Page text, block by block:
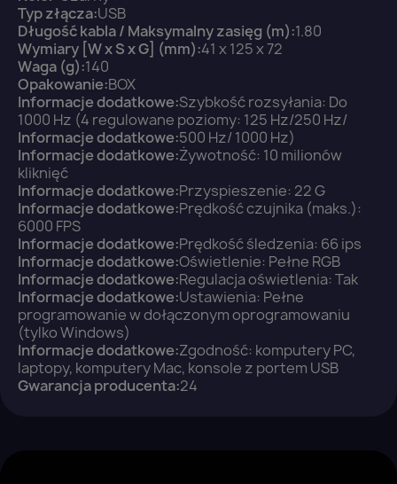
Typ złącza:USB
Długość kabla / Maksymalny zasięg (m):1.80
Wymiary [W x S x G] (mm):41 x 125 x 72
Waga (g):140
Opakowanie:BOX
Informacje dodatkowe:Szybkość rozsyłania: Do
1000 Hz (4 regulowane poziomy: 125 Hz/250 Hz/
Informacje dodatkowe:500 Hz/ 1000 Hz)
Informacje dodatkowe:Żywotność: 10 milionów
kliknięć
Informacje dodatkowe:Przyspieszenie: 22 G
Informacje dodatkowe:Prędkość czujnika (maks.):
6000 FPS
Informacje dodatkowe:Prędkość śledzenia: 66 ips
Informacje dodatkowe:Oświetlenie: Pełne RGB
Informacje dodatkowe:Regulacja oświetlenia: Tak
Informacje dodatkowe:Ustawienia: Pełne
programowanie w dołączonym oprogramowaniu
(tylko Windows)
Informacje dodatkowe:Zgodność: komputery PC,
laptopy, komputery Mac, konsole z portem USB
Gwarancja producenta:24
Zaloguj się
You need to be logged in to save products in your
wish list.
Anuluj Zaloguj się